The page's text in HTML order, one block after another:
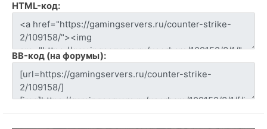
HTML-код:
BB-код (на форумы):